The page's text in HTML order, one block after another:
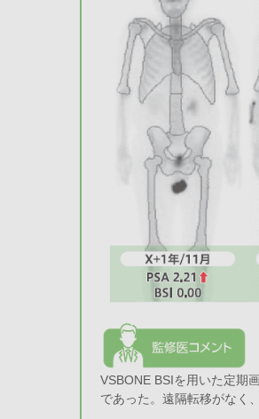
VSBONE BSIを用いた定期
であった。遠隔転移がなく